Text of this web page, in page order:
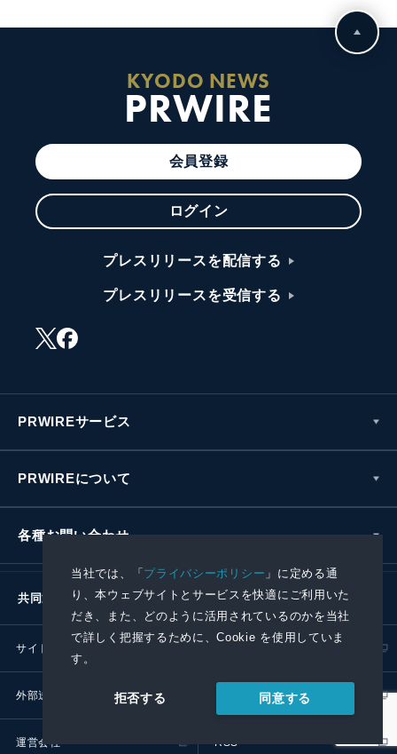
当社では、「プライバシーポリシー 」に定める通
り、本ウェブサイトとサービスを快適にご利用いた
だき、また、どのように活用されているのかを当社
で詳しく把握するために、Cookie を使用していま
す。
拒否する 同意する
KYODO NEWS
PRWIRE
会員登録
ログイン
プレスリリースを配信する
プレスリリースを受信する
PRWIREサービス
PRWIREについて
各種お問い合わせ
共同通信社グループ
サイトポリシー
外部送信ポリシー プレスリリース取扱基準
運営会社 RSS